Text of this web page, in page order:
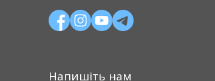
Напишіть нам